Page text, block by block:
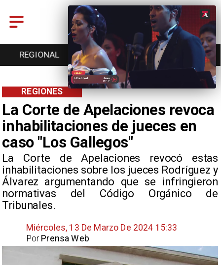
REGIONAL ENTRETENCIÓN DEPORTES
La Corte de Apelaciones revoca
inhabilitaciones de jueces en
caso "Los Gallegos"
La Corte de Apelaciones revocó estas
inhabilitaciones sobre los jueces Rodríguez y
Álvarez argumentando que se infringieron
normativas del Código Orgánico de
Tribunales.
REGIONES
Miércoles, 13 De Marzo De 2024 15:33
Prensa Web
Por